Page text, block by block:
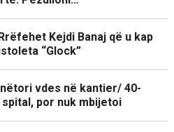
Kejdi Banaj që u kap
“Glock”
vdes në kantier/ 40-
por nuk mbijetoi